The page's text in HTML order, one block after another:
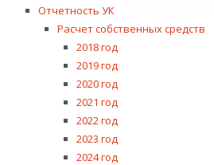
Отчетность УК
Расчет собственных средств
2018 год
2019 год
2020 год
2021 год
2022 год
2023 год
2024 год